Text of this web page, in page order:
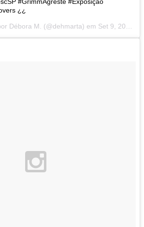
¿¿
Débora M. (@dehmarta) em Set 9, 2014 at 5:48 PDT